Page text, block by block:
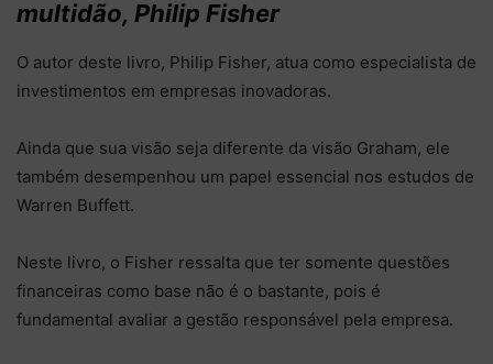
multidão, Philip Fisher
O autor deste livro, Philip Fisher, atua como especialista de
investimentos em empresas inovadoras.
Ainda que sua visão seja diferente da visão Graham, ele
também desempenhou um papel essencial nos estudos de
Warren Buffett.
Neste livro, o Fisher ressalta que ter somente questões
financeiras como base não é o bastante, pois é
fundamental avaliar a gestão responsável pela empresa.